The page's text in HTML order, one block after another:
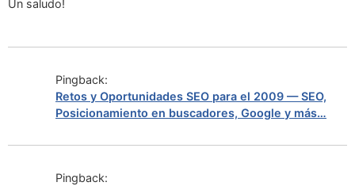
Un saludo!
Pingback:
Retos y Oportunidades SEO para el 2009 — SEO,
Posicionamiento en buscadores, Google y más…
Pingback: